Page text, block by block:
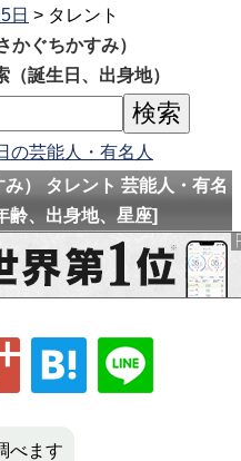
日 > タレント
かぐちかすみ）
誕生日、出身地）
の芸能人・有名人
） タレント 芸能人・有名
齢、出身地、星座]
べます